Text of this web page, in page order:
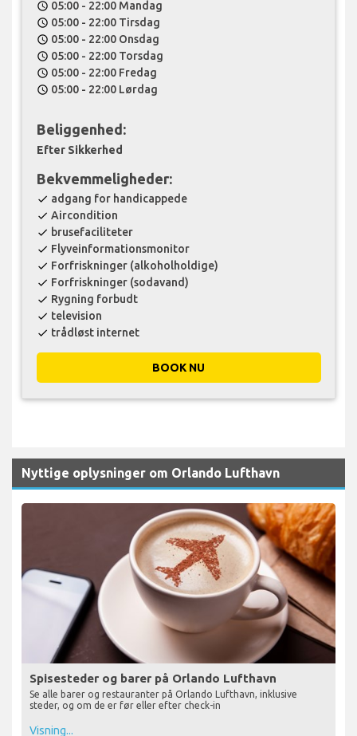
schedule 05:00 - 22:00 Mandag
schedule 05:00 - 22:00 Tirsdag
schedule 05:00 - 22:00 Onsdag
schedule 05:00 - 22:00 Torsdag
schedule 05:00 - 22:00 Fredag
schedule 05:00 - 22:00 Lørdag
Beliggenhed:
Efter Sikkerhed
Bekvemmeligheder:
check adgang for handicappede
check Aircondition
check brusefaciliteter
check Flyveinformationsmonitor
check Forfriskninger (alkoholholdige)
check Forfriskninger (sodavand)
check Rygning forbudt
check television
check trådløst internet
BOOK NU
Nyttige oplysninger om Orlando Lufthavn
Spisesteder og barer på Orlando Lufthavn
Se alle barer og restauranter på Orlando Lufthavn, inklusive
steder, og om de er før eller efter check-in
Visning...